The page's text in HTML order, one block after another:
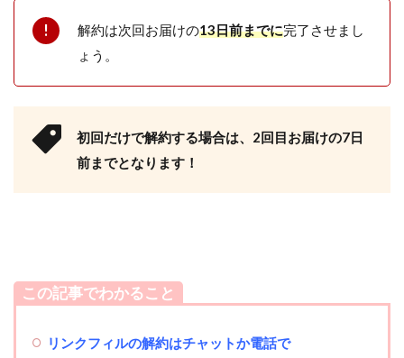
解約は次回お届けの13日前までに完了させまし
ょう。
初回だけで解約する場合は、2回目お届けの7日
前までとなります！
この記事でわかること
リンクフィルの解約はチャットか電話で